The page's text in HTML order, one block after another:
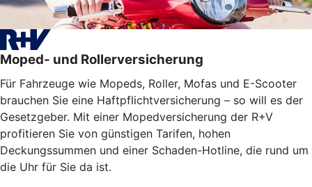
Moped- und Rollerversicherung
Für Fahrzeuge wie Mopeds, Roller, Mofas und E-Scooter
brauchen Sie eine Haftpflichtversicherung – so will es der
Gesetzgeber. Mit einer Mopedversicherung der R+V
profitieren Sie von günstigen Tarifen, hohen
Deckungssummen und einer Schaden-Hotline, die rund um
die Uhr für Sie da ist.